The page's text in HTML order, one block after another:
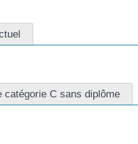
catégorie C sans diplôme